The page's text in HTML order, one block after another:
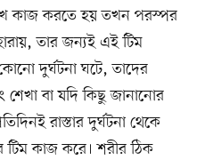
কাজ করতে হয় তখন পরস্পর
তার জন্যই এই টিম
দুর্ঘটনা ঘটে, তাদের
বা যদি কিছু জানানোর
রাস্তার দুর্ঘটনা থেকে
টিম কাজ করে। শরীর ঠিক